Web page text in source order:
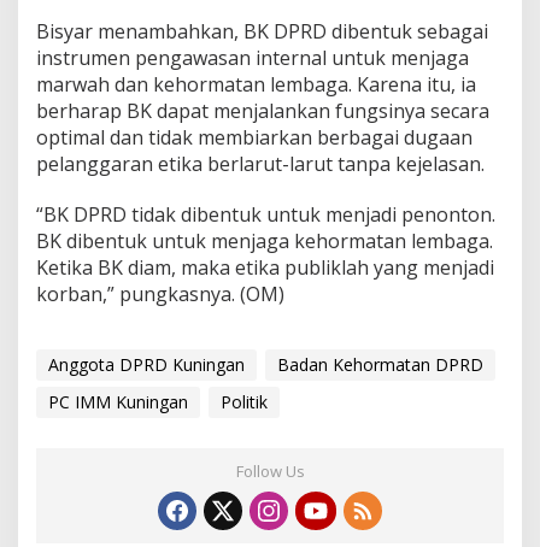
Bisyar menambahkan, BK DPRD dibentuk sebagai
instrumen pengawasan internal untuk menjaga
marwah dan kehormatan lembaga. Karena itu, ia
berharap BK dapat menjalankan fungsinya secara
optimal dan tidak membiarkan berbagai dugaan
pelanggaran etika berlarut-larut tanpa kejelasan.
“BK DPRD tidak dibentuk untuk menjadi penonton.
BK dibentuk untuk menjaga kehormatan lembaga.
Ketika BK diam, maka etika publiklah yang menjadi
korban,” pungkasnya. (OM)
Anggota DPRD Kuningan
Badan Kehormatan DPRD
PC IMM Kuningan
Politik
Follow Us